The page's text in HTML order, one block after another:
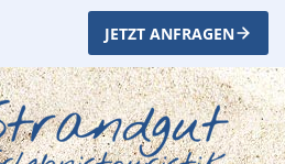
JETZT ANFRAGEN